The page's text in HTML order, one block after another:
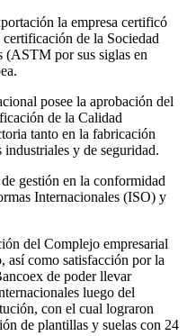
la empresa certificó
de la Sociedad
(ASTM por sus siglas en
posee la aprobación del
de la Calidad
tanto en la fabricación
y de seguridad.
gestión en la conformidad
Internacionales (ISO) y
del Complejo empresarial
así como satisfacción por la
de poder llevar
luego del
con el cual lograron
de plantillas y suelas con 24